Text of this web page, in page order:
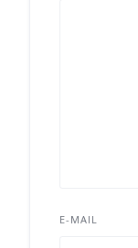
E-MAIL